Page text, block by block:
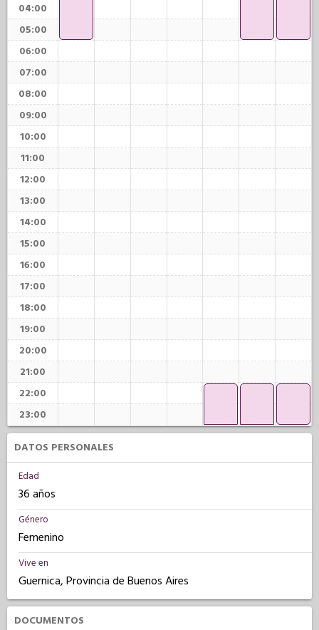
04:00
05:00
06:00
07:00
08:00
09:00
10:00
11:00
12:00
13:00
14:00
15:00
16:00
17:00
18:00
19:00
20:00
21:00
22:00
23:00
DATOS PERSONALES
Edad
36 años
Género
Femenino
Vive en
Guernica, Provincia de Buenos Aires
DOCUMENTOS